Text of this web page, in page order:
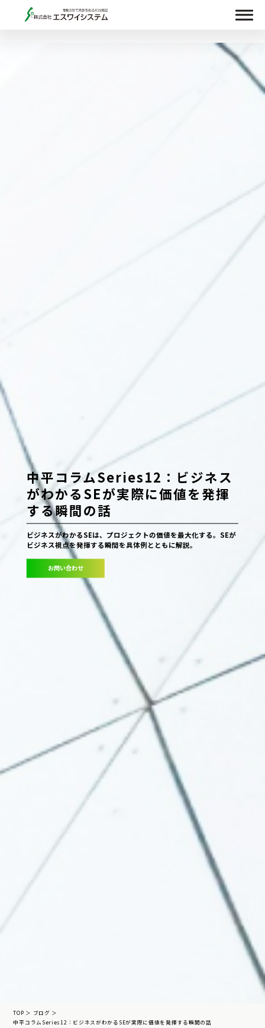
中平コラムSeries12：ビジネス
がわかるSEが実際に価値を発揮
する瞬間の話
ビジネスがわかるSEは、プロジェクトの価値を最大化する。SEが
ビジネス視点を発揮する瞬間を具体例とともに解説。
お問い合わせ
TOP ＞ ブログ ＞
中平コラムSeries12：ビジネスがわかるSEが実際に価値を発揮する瞬間の話